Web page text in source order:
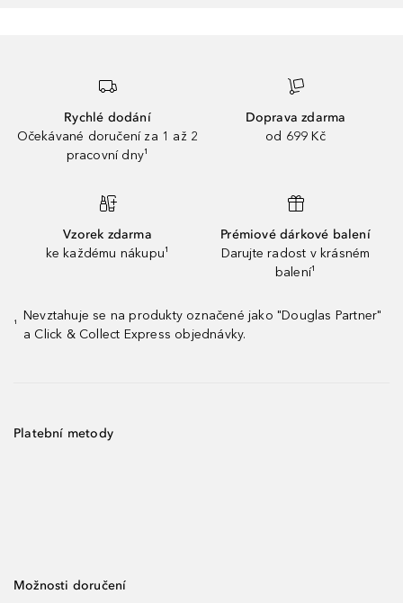
Rychlé dodání
Očekávané doručení za 1 až 2
pracovní dny¹
Doprava zdarma
od 699 Kč
Vzorek zdarma
ke každému nákupu¹
Prémiové dárkové balení
Darujte radost v krásném
balení¹
¹
Nevztahuje se na produkty označené jako "Douglas Partner"
a Click & Collect Express objednávky.
Platební metody
Možnosti doručení